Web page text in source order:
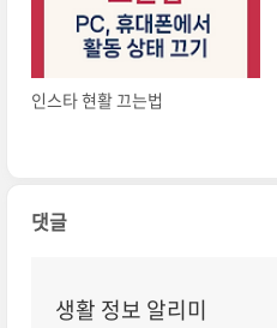
인스타 현활 끄는법
댓글
생활 정보 알리미